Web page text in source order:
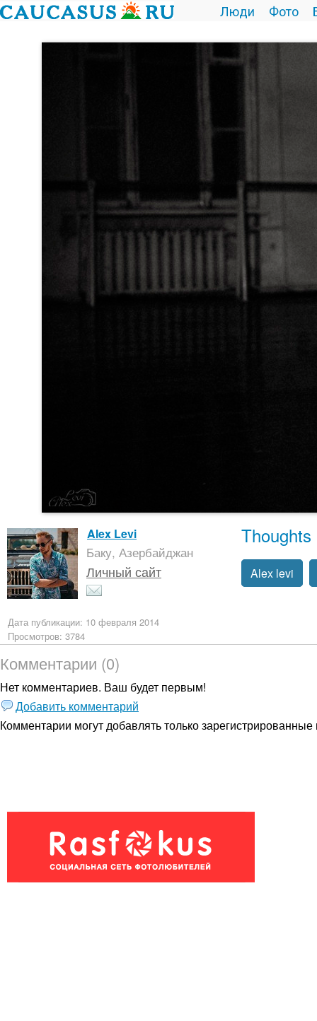
Люди Фото
Alex Levi
Баку, Азербайджан
Личный сайт
Thoughts
Alex levi
Дата публикации: 10 февраля 2014
Просмотров: 3784
Комментарии (0)
Нет комментариев. Ваш будет первым!
Добавить комментарий
Комментарии могут добавлять толькозарегистрированные